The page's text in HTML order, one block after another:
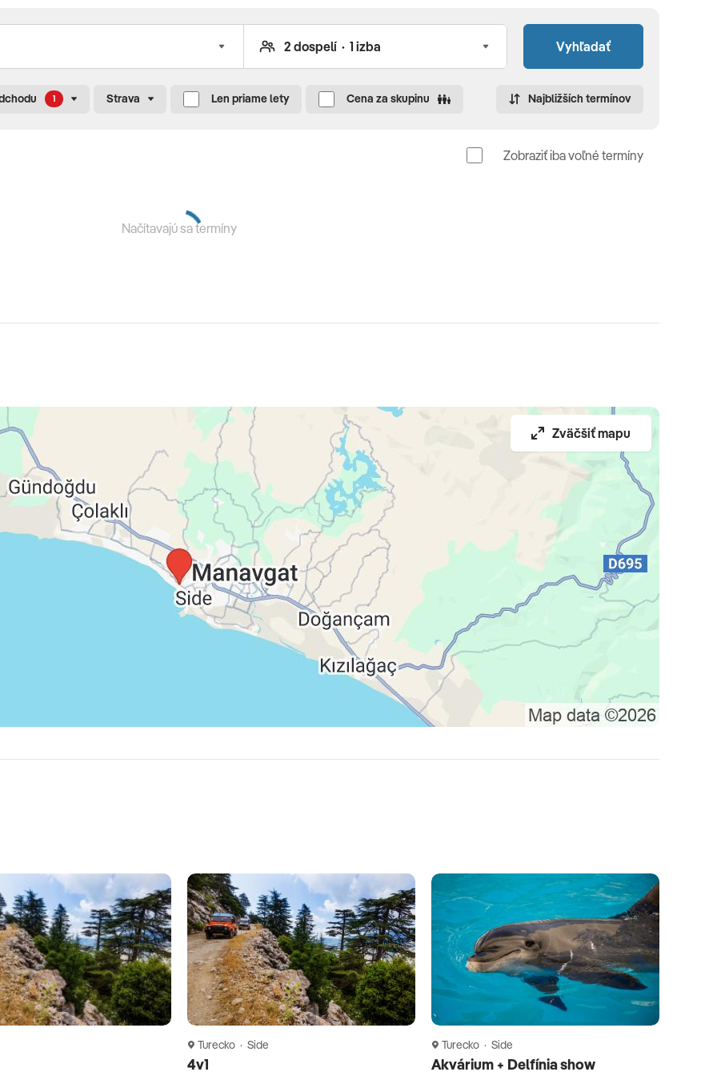
• nočný snack (21:30- 07:00 h) • nealkoholické,
• aquapark • denné a večerné animácie
• gymnastika • vodné športy (za poplatok) • herňa
• bazén • ihrisko • herňa • detská stolička • detská
(čínska • morské plody •
Bary:
podľa typu kapacity, poistenie insolventnosti,
Vyhľadať
1 Strava Len priame lety Cena za skupinu Najbližších termínov
Zobraziť iba voľné termíny
Načítavajú sa termíny
Zväčšiť mapu
Turecko · Side
4v1
Turecko · Side
Akvárium + Delfínia show